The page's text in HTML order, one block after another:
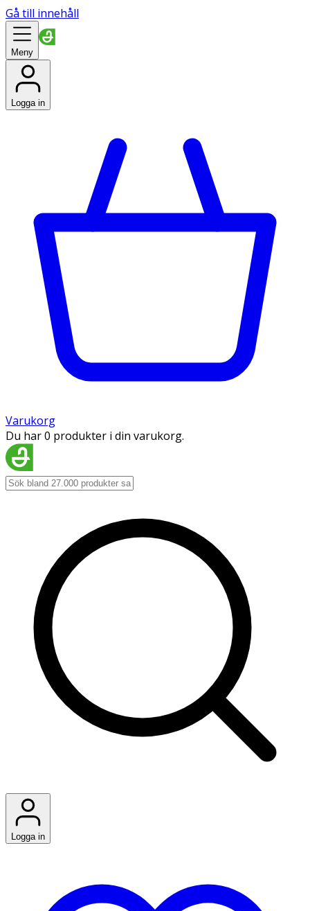
Gå till innehåll
Meny
Logga in
Varukorg
Du har 0 produkter i din varukorg.
Logga in